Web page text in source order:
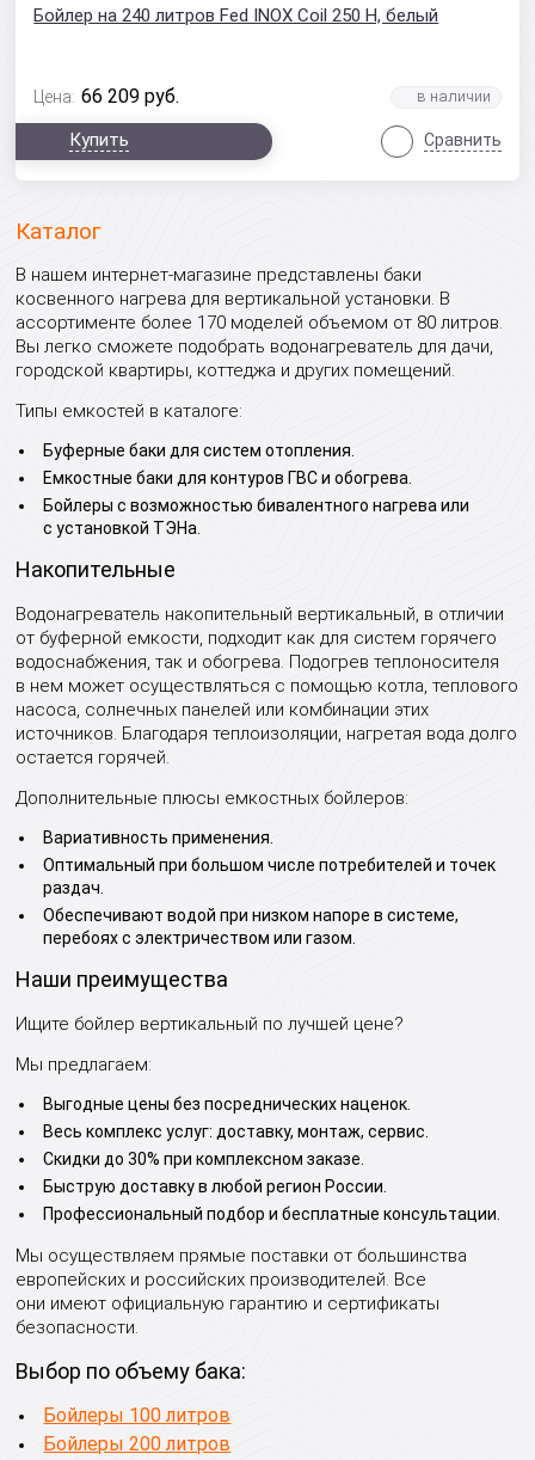
Бойлер на 240 литров Fed INOX Coil 250 Н, белый
Цена: 66 209 руб.
Купить Сравнить
Каталог
В нашем интернет-магазине представлены баки
косвенного нагрева для вертикальной установки. В
ассортименте более 170 моделей объемом от 80 литров.
Вы легко сможете подобрать водонагреватель для дачи,
городской квартиры, коттеджа и других помещений.
Типы емкостей в каталоге:
Буферные баки для систем отопления.
Емкостные баки для контуров ГВС и обогрева.
Бойлеры с возможностью бивалентного нагрева или
с установкой ТЭНа.
Накопительные
Водонагреватель накопительный вертикальный, в отличии
от буферной емкости, подходит как для систем горячего
водоснабжения, так и обогрева. Подогрев теплоносителя
в нем может осуществляться с помощью котла, теплового
насоса, солнечных панелей или комбинации этих
источников. Благодаря теплоизоляции, нагретая вода долго
остается горячей.
Дополнительные плюсы емкостных бойлеров:
Вариативность применения.
Оптимальный при большом числе потребителей и точек
раздач.
Обеспечивают водой при низком напоре в системе,
перебоях с электричеством или газом.
Наши преимущества
Ищите бойлер вертикальный по лучшей цене?
Мы предлагаем:
Выгодные цены без посреднических наценок.
Весь комплекс услуг: доставку, монтаж, сервис.
Скидки до 30% при комплексном заказе.
Быструю доставку в любой регион России.
Профессиональный подбор и бесплатные консультации.
Мы осуществляем прямые поставки от большинства
европейских и российских производителей. Все
они имеют официальную гарантию и сертификаты
безопасности.
Выбор по объему бака:
Бойлеры 100 литров
Бойлеры 200 литров